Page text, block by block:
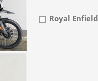
Royal Enfield